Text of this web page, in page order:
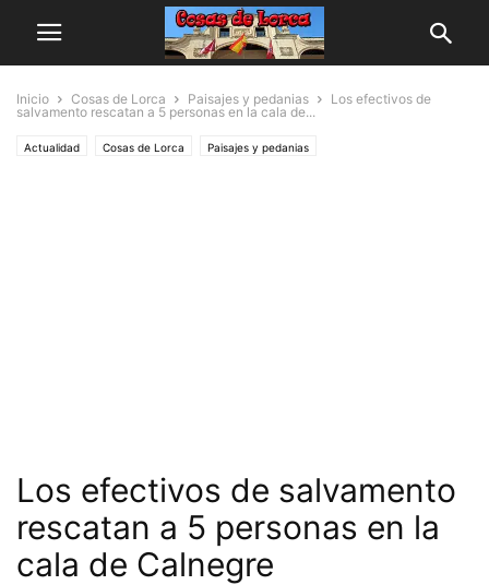
Inicio Cosas de Lorca Paisajes y pedanias
Los efectivos de
salvamento rescatan a 5 personas en la cala de...
Actualidad Cosas de Lorca Paisajes y pedanias
Los efectivos de salvamento
rescatan a 5 personas en la
cala de Calnegre